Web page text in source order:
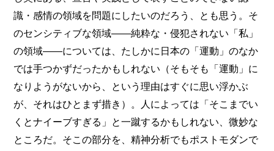
識・感情の領域を問題にしたいのだろう、とも思う。そ
のセンシティブな領域――純粋な・侵犯されない「私」
の領域――については、たしかに日本の「運動」のなか
では手つかずだったかもしれない（そもそも「運動」に
なりようがないから、という理由はすぐに思い浮かぶ
が、それはひとまず措き）。人によっては「そこまでい
くとナイーブすぎる」と一蹴するかもしれない、微妙な
ところだ。そこの部分を、精神分析でもポストモダンで